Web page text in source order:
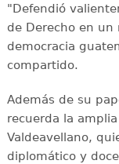
"Defendió
de Derecho en
democracia
compartido.
Además de su
recuerda la
Valdeavellano,
diplomático y